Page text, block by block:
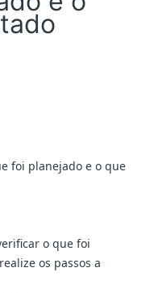
foi planejado e o que
o que foi
os passos a